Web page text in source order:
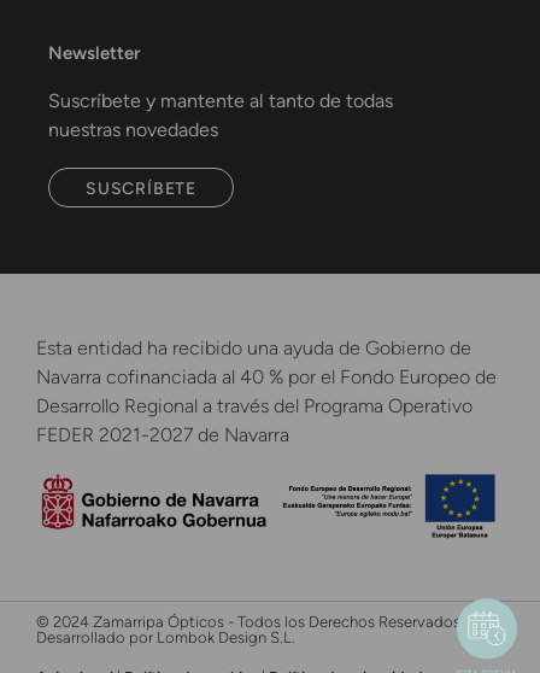
Newsletter
Suscríbete y mantente al tanto de todas
nuestras novedades
SUSCRÍBETE
Esta entidad ha recibido una ayuda de Gobierno de
Navarra cofinanciada al 40 % por el Fondo Europeo de
Desarrollo Regional a través del Programa Operativo
FEDER 2021-2027 de Navarra
© 2024 Zamarripa Ópticos - Todos los Derechos Reservados -
Desarrollado por Lombok Design S.L.